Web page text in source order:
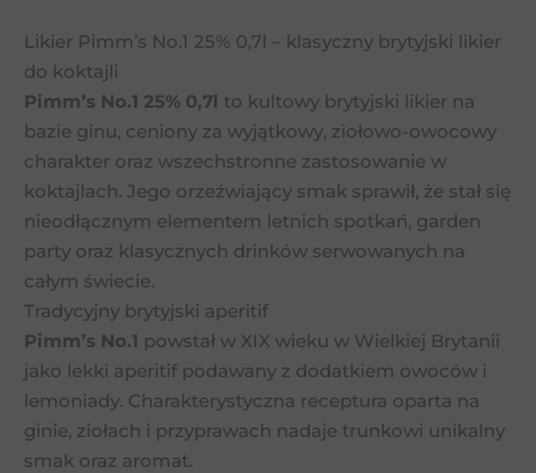
Likier Pimm’s No.1 25% 0,7l – klasyczny brytyjski likier
do koktajli
Pimm’s No.1 25% 0,7l to kultowy brytyjski likier na
bazie ginu, ceniony za wyjątkowy, ziołowo-owocowy
charakter oraz wszechstronne zastosowanie w
koktajlach. Jego orzeźwiający smak sprawił, że stał się
nieodłącznym elementem letnich spotkań, garden
party oraz klasycznych drinków serwowanych na
całym świecie.
Tradycyjny brytyjski aperitif
Pimm’s No.1 powstał w XIX wieku w Wielkiej Brytanii
jako lekki aperitif podawany z dodatkiem owoców i
lemoniady. Charakterystyczna receptura oparta na
ginie, ziołach i przyprawach nadaje trunkowi unikalny
smak oraz aromat.